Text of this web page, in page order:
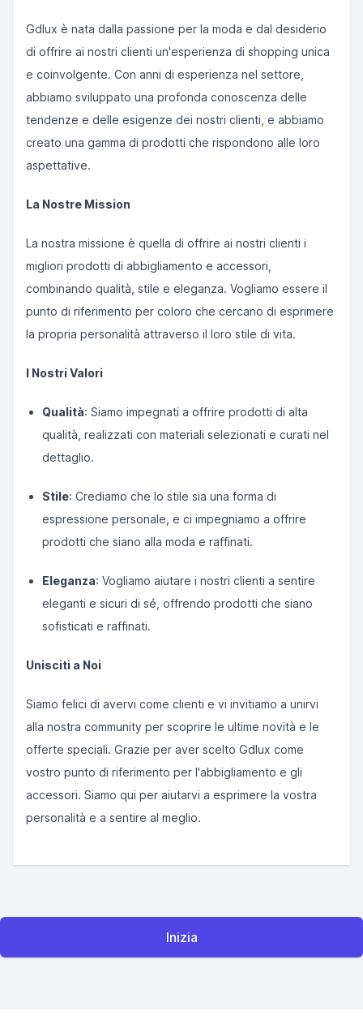
Gdlux è nata dalla passione per la moda e dal desiderio
di offrire ai nostri clienti un'esperienza di shopping unica
e coinvolgente. Con anni di esperienza nel settore,
abbiamo sviluppato una profonda conoscenza delle
tendenze e delle esigenze dei nostri clienti, e abbiamo
creato una gamma di prodotti che rispondono alle loro
aspettative.
La Nostre Mission
La nostra missione è quella di offrire ai nostri clienti i
migliori prodotti di abbigliamento e accessori,
combinando qualità, stile e eleganza. Vogliamo essere il
punto di riferimento per coloro che cercano di esprimere
la propria personalità attraverso il loro stile di vita.
I Nostri Valori
Qualità: Siamo impegnati a offrire prodotti di alta
qualità, realizzati con materiali selezionati e curati nel
dettaglio.
Stile: Crediamo che lo stile sia una forma di
espressione personale, e ci impegniamo a offrire
prodotti che siano alla moda e raffinati.
Eleganza: Vogliamo aiutare i nostri clienti a sentire
eleganti e sicuri di sé, offrendo prodotti che siano
sofisticati e raffinati.
Unisciti a Noi
Siamo felici di avervi come clienti e vi invitiamo a unirvi
alla nostra community per scoprire le ultime novità e le
offerte speciali. Grazie per aver scelto Gdlux come
vostro punto di riferimento per l'abbigliamento e gli
accessori. Siamo qui per aiutarvi a esprimere la vostra
personalità e a sentire al meglio.
Inizia